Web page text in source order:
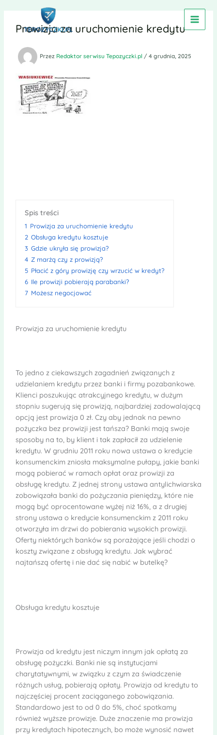
treściProwizja za uruchomienie kredytu
Przez Redaktor serwisu Tepozyczki.pl / 4 grudnia, 2025
Spis treści
1 Prowizja za uruchomienie kredytu
2 Obsługa kredytu kosztuje
3 Gdzie ukryła się prowizja?
4 Z marżą czy z prowizją?
5 Płacić z góry prowizję czy wrzucić w kredyt?
6 Ile prowizji pobierają parabanki?
7 Możesz negocjować
Prowizja za uruchomienie kredytu
To jedno z ciekawszych zagadnień związanych z
udzielaniem kredytu przez banki i firmy pozabankowe.
Klienci poszukując atrakcyjnego kredytu, w dużym
stopniu sugerują się prowizją, najbardziej zadowalającą
opcją jest prowizja 0 zł. Czy aby jednak na pewno
pożyczka bez prowizji jest tańsza? Banki mają swoje
sposoby na to, by klient i tak zapłacił za udzielenie
kredytu. W grudniu 2011 roku nowa ustawa o kredycie
konsumenckim zniosła maksymalne pułapy, jakie banki
mogą pobierać w ramach opłat oraz prowizji za
obsługę kredytu. Z jednej strony ustawa antylichwiarska
zobowiązała banki do pożyczania pieniędzy, które nie
mogą być oprocentowane wyżej niż 16%, a z drugiej
strony ustawa o kredycie konsumenckim z 2011 roku
otworzyła im drzwi do pobierania wysokich prowizji.
Oferty niektórych banków są porażające jeśli chodzi o
koszty związane z obsługą kredytu. Jak wybrać
najtańszą ofertę i nie dać się nabić w butelkę?
Obsługa kredytu kosztuje
Prowizja od kredytu jest niczym innym jak opłatą za
obsługę pożyczki. Banki nie są instytucjami
charytatywnymi, w związku z czym za świadczenie
różnych usług, pobierają opłaty. Prowizja od kredytu to
najczęściej procent zaciąganego zobowiązania.
Standardowo jest to od 0 do 5%, choć spotkamy
również wyższe prowizje. Duże znaczenie ma prowizja
przy kredytach hipotecznych, bo może wynosić nawet